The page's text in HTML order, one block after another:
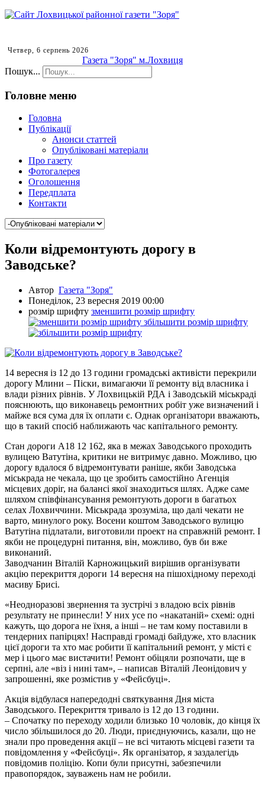
Четвер, 6 серпень 2026
Газета "Зоря" м.Лохвиця
Пошук...
Головне меню
Головна
Публікації
Анонси статтей
Опубліковані матеріали
Про газету
Фотогалерея
Оголошення
Передплата
Контакти
Коли відремонтують дорогу в
Заводське?
Автор Газета "Зоря"
Понеділок, 23 вересня 2019 00:00
розмір шрифту зменшити розмір шрифту
збільшити розмір шрифту
14 вересня із 12 до 13 години громадські активісти перекрили
дорогу Млини – Піски, вимагаючи її ремонту від власника і
влади різних рівнів. У Лохвицькій РДА і Заводській міськраді
пояснюють, що виконавець ремонтних робіт уже визначений і
майже вся сума для їх оплати є. Однак організатори вважають,
що в такий спосіб наближають час капітального ремонту.
Стан дороги А18 12 162, яка в межах Заводського проходить
вулицею Ватутіна, критики не витримує давно. Можливо, цю
дорогу вдалося б відремонтувати раніше, якби Заводська
міськрада не чекала, що це зробить самостійно Агенція
місцевих доріг, на балансі якої знаходиться шлях. Адже саме
шляхом співфінансування ремонтують дороги в багатьох
селах Лохвиччини. Міськрада зрозуміла, що далі чекати не
варто, минулого року. Восени коштом Заводського вулицю
Ватутіна підлатали, виготовили проект на справжній ремонт. І
якби не процедурні питання, він, можливо, був би вже
виконаний.
Заводчанин Віталій Карножицький вирішив організувати
акцію перекриття дороги 14 вересня на пішохідному переході
масиву Брисі.
«Неодноразові звернення та зустрічі з владою всіх рівнів
результату не принесли! У них усе по «накатаній» схемі: одні
кажуть, що дорога не їхня, а інші – не там кому поставили в
тендерних папірцях! Насправді громаді байдуже, хто власник
цієї дороги та хто має робити її капітальний ремонт, у місті є
мер і цього має вистачити! Ремонт обіцяли розпочати, ще в
серпні, але «віз і нині там», – написав Віталій Леонідович у
запрошенні, яке розмістив у «Фейсбуці».
Акція відбулася напередодні святкування Дня міста
Заводського. Перекриття тривало із 12 до 13 години.
– Спочатку по переходу ходили близько 10 чоловік, до кінця їх
число збільшилося до 20. Люди, приєднуючись, казали, що не
знали про проведення акції – не всі читають місцеві газети та
повідомлення у «Фейсбуці». Як організатор, я заздалегідь
повідомив поліцію. Копи були присутні, забезпечили
правопорядок, зауважень нам не робили.